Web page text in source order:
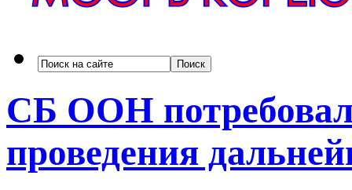
СБ ООН
проведения